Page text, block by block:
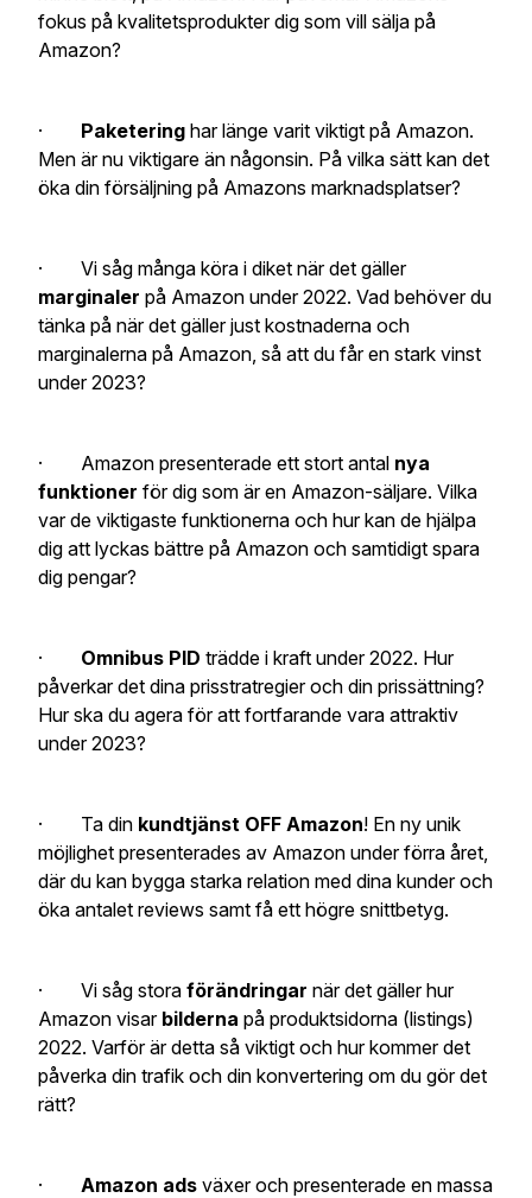
fokus på kvalitetsprodukter dig som vill sälja på
Amazon?
· Paketering har länge varit viktigt på Amazon.
Men är nu viktigare än någonsin. På vilka sätt kan det
öka din försäljning på Amazons marknadsplatser?
· Vi såg många köra i diket när det gäller
marginaler på Amazon under 2022. Vad behöver du
tänka på när det gäller just kostnaderna och
marginalerna på Amazon, så att du får en stark vinst
under 2023?
· Amazon presenterade ett stort antal nya
funktioner för dig som är en Amazon-säljare. Vilka
var de viktigaste funktionerna och hur kan de hjälpa
dig att lyckas bättre på Amazon och samtidigt spara
dig pengar?
· Omnibus PID trädde i kraft under 2022. Hur
påverkar det dina prisstratregier och din prissättning?
Hur ska du agera för att fortfarande vara attraktiv
under 2023?
· Ta din kundtjänst OFF Amazon! En ny unik
möjlighet presenterades av Amazon under förra året,
där du kan bygga starka relation med dina kunder och
öka antalet reviews samt få ett högre snittbetyg.
· Vi såg stora förändringar när det gäller hur
Amazon visar bilderna på produktsidorna (listings)
2022. Varför är detta så viktigt och hur kommer det
påverka din trafik och din konvertering om du gör det
rätt?
· Amazon ads växer och presenterade en massa